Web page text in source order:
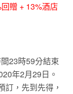
贈 + 13%酒店
23時59分結束
年2月29日。
訂，先到先得，